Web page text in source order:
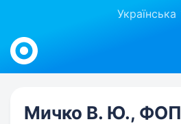
Українська
Work.ua
Мичко В. Ю., ФОП